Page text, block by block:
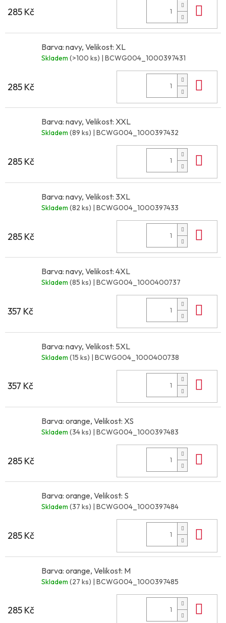
285 Kč
Barva: navy, Velikost: XL
Skladem (>100 ks) | BCWG004_1000397431
285 Kč
Barva: navy, Velikost: XXL
Skladem (89 ks) | BCWG004_1000397432
285 Kč
Barva: navy, Velikost: 3XL
Skladem (82 ks) | BCWG004_1000397433
285 Kč
Barva: navy, Velikost: 4XL
Skladem (85 ks) | BCWG004_1000400737
357 Kč
Barva: navy, Velikost: 5XL
Skladem (15 ks) | BCWG004_1000400738
357 Kč
Barva: orange, Velikost: XS
Skladem (34 ks) | BCWG004_1000397483
285 Kč
Barva: orange, Velikost: S
Skladem (37 ks) | BCWG004_1000397484
285 Kč
Barva: orange, Velikost: M
Skladem (27 ks) | BCWG004_1000397485
285 Kč